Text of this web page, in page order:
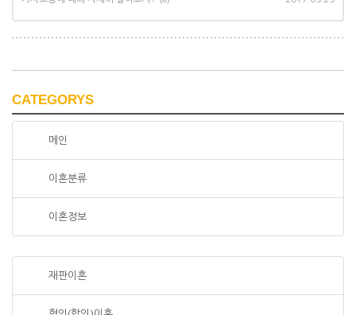
CATEGORYS
메인
이혼분류
이혼정보
재판이혼